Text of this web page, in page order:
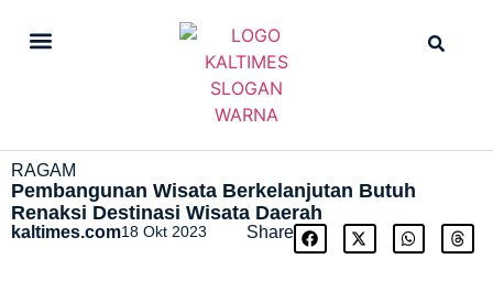
RAGAM
Pembangunan Wisata Berkelanjutan Butuh
Renaksi Destinasi Wisata Daerah
kaltimes.com18 Okt 2023 Share